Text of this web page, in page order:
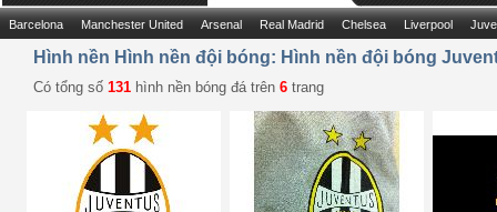
Barcelona Manchester United Arsenal Real Madrid Chelsea Liverpool
Hình nền Hình nền đội bóng: Hình nền đội bóng
Có tổng số 131 hình nền bóng đá trên 6 trang